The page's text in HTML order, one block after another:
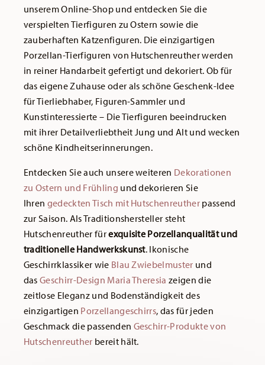
unserem Online-Shop und entdecken Sie die
verspielten Tierfiguren zu Ostern sowie die
zauberhaften Katzenfiguren. Die einzigartigen
Porzellan-Tierfiguren von Hutschenreuther werden
in reiner Handarbeit gefertigt und dekoriert. Ob für
das eigene Zuhause oder als schöne Geschenk-Idee
für Tierliebhaber, Figuren-Sammler und
Kunstinteressierte – Die Tierfiguren beeindrucken
mit ihrer Detailverliebtheit Jung und Alt und wecken
schöne Kindheitserinnerungen.
Entdecken Sie auch unsere weiteren Dekorationen
zu Ostern und Frühling und dekorieren Sie
Ihren gedeckten Tisch mit Hutschenreutherpassend
zur Saison. Als Traditionshersteller steht
Hutschenreuther fürexquisite Porzellanqualität und
traditionelle Handwerkskunst. Ikonische
Geschirrklassiker wie Blau Zwiebelmuster und
dasGeschirr-Design Maria Theresia zeigen die
zeitlose Eleganz und Bodenständigkeit des
einzigartigen Porzellangeschirrs, das für jeden
Geschmack die passenden Geschirr-Produkte von
Hutschenreuther bereit hält.